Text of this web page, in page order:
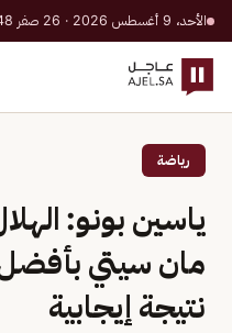
الأحد، 9 أغسطس 2026 · 26 صفر 1448 هـ
رياضة
ياسين بونو:
مان سيتي
نتيجة إيجابية